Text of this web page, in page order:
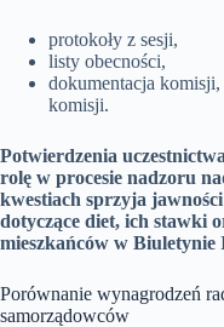
protokoły z sesji,
listy obecności,
dokumentacja
komisji.
Potwierdzenia
rolę w procesie nadzoru
kwestiach sprzyja
dotyczące diet, ich stawki
mieszkańców w
Porównanie wynagrodzeń
samorządowców